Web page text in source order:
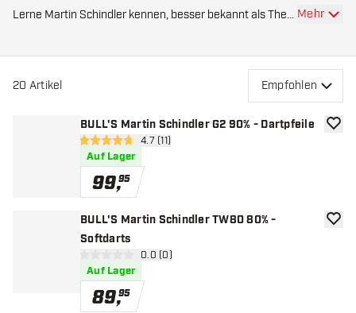
Lerne Martin Schindler kennen, besser bekannt als The
Mehr
20 Artikel Empfohlen
BULL'S Martin Schindler G2 90% - Dartpfeile
Bewertungsbereich öffnen
4.7 Bewertungssterne
4.7 (11)
Auf Lager
99,95
Zur
BULL'S Martin Schindler TW80 80% -
Softdarts
Bewertungsbereich öffnen
0 Bewertungssterne
0.0 (0)
Auf Lager
89,95
Zur